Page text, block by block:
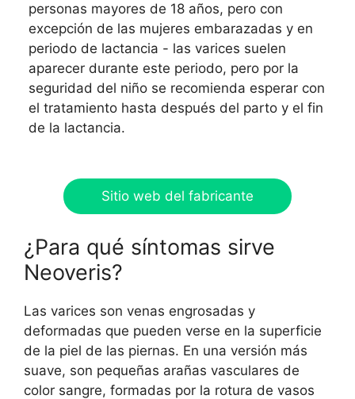
personas mayores de 18 años, pero con
excepción de las mujeres embarazadas y en
periodo de lactancia - las varices suelen
aparecer durante este periodo, pero por la
seguridad del niño se recomienda esperar con
el tratamiento hasta después del parto y el fin
de la lactancia.
Sitio web del fabricante
¿Para qué síntomas sirve
Neoveris?
Las varices son venas engrosadas y
deformadas que pueden verse en la superficie
de la piel de las piernas. En una versión más
suave, son pequeñas arañas vasculares de
color sangre, formadas por la rotura de vasos